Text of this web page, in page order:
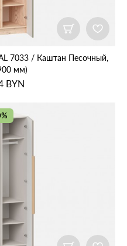
7033 / Каштан Песочный,
мм)
BYN